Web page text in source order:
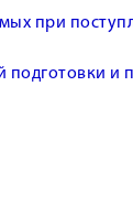
при
подготовки